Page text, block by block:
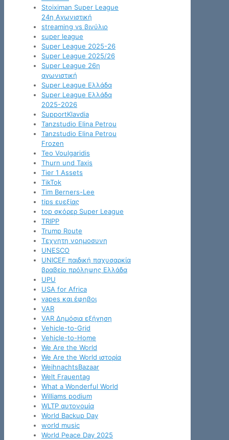
Stoiximan Super League
24η Αγωνιστική
streaming vs βινύλιο
super league
Super League 2025-26
Super League 2025/26
Super League 26η
αγωνιστική
Super League Ελλάδα
Super League Ελλάδα
2025-2026
SupportKlavdia
Tanzstudio Elina Petrou
Tanzstudio Elina Petrou
Frozen
Teo Voulgaridis
Thurn und Taxis
Tier 1 Assets
TikTok
Tim Berners-Lee
tips ευεξίας
top σκόρερ Super League
TRIPP
Trump Route
Tεχνητη νοημοσυνη
UNESCO
UNICEF παιδική παχυσαρκία
βραβείο πρόληψης Ελλάδα
UPU
USA for Africa
vapes και έφηβοι
VAR
VAR Δημόσια εξήγηση
Vehicle-to-Grid
Vehicle-to-Home
We Are the World
We Are the World ιστορία
WeihnachtsBazaar
Welt Frauentag
What a Wonderful World
Williams podium
WLTP αυτονομία
World Backup Day
world music
World Peace Day 2025